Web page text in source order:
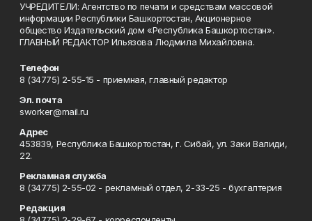
УЧРЕДИТЕЛИ: Агентство по печати и средствам массовой
информации Республики Башкортостан, Акционерное
общество Издательский дом «Республика Башкортостан».
ГЛАВНЫЙ РЕДАКТОР Ильязова Людмила Михайловна.
Телефон
8 (34775) 2-55-15 - приемная, главный редактор
Эл. почта
sworker@mail.ru
Адрес
453839, Республика Башкортостан, г. Сибай, ул. Заки Валиди,
22.
Рекламная служба
8 (34775) 2-55-02 - рекламный отдел, 2-33-25 - бухгалтерия
Редакция